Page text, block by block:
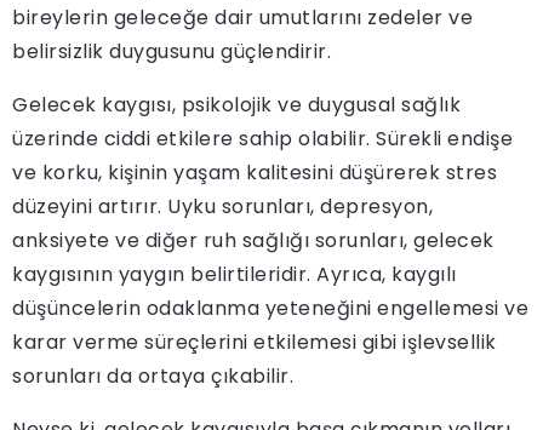
bireylerin geleceğe dair umutlarını zedeler ve
belirsizlik duygusunu güçlendirir.
Gelecek kaygısı, psikolojik ve duygusal sağlık
üzerinde ciddi etkilere sahip olabilir. Sürekli endişe
ve korku, kişinin yaşam kalitesini düşürerek stres
düzeyini artırır. Uyku sorunları, depresyon,
anksiyete ve diğer ruh sağlığı sorunları, gelecek
kaygısının yaygın belirtileridir. Ayrıca, kaygılı
düşüncelerin odaklanma yeteneğini engellemesi ve
karar verme süreçlerini etkilemesi gibi işlevsellik
sorunları da ortaya çıkabilir.